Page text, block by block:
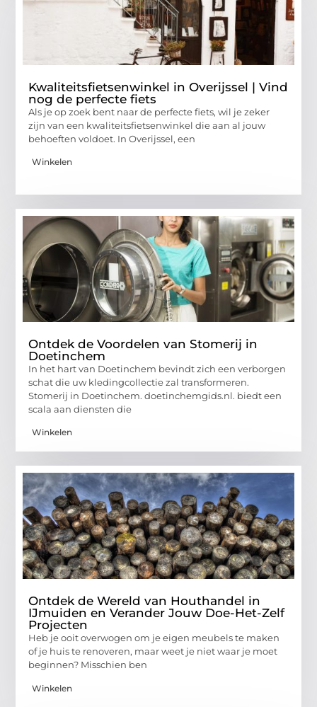
Kwaliteitsfietsenwinkel in Overijssel | Vind
nog de perfecte fiets
Als je op zoek bent naar de perfecte fiets, wil je zeker
zijn van een kwaliteitsfietsenwinkel die aan al jouw
behoeften voldoet. In Overijssel, een
Winkelen
Ontdek de Voordelen van Stomerij in
Doetinchem
In het hart van Doetinchem bevindt zich een verborgen
schat die uw kledingcollectie zal transformeren.
Stomerij in Doetinchem. doetinchemgids.nl. biedt een
scala aan diensten die
Winkelen
Ontdek de Wereld van Houthandel in
IJmuiden en Verander Jouw Doe-Het-Zelf
Projecten
Heb je ooit overwogen om je eigen meubels te maken
of je huis te renoveren, maar weet je niet waar je moet
beginnen? Misschien ben
Winkelen